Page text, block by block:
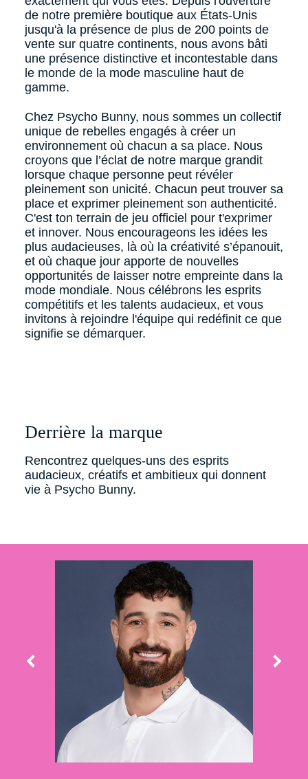
de notre première boutique aux États-Unis
jusqu'à la présence de plus de 200 points de
vente sur quatre continents, nous avons bâti
une présence distinctive et incontestable dans
le monde de la mode masculine haut de
gamme.
Chez Psycho Bunny, nous sommes un collectif
unique de rebelles engagés à créer un
environnement où chacun a sa place. Nous
croyons que l’éclat de notre marque grandit
lorsque chaque personne peut révéler
pleinement son unicité. Chacun peut trouver sa
place et exprimer pleinement son authenticité.
C'est ton terrain de jeu officiel pour t'exprimer
et innover. Nous encourageons les idées les
plus audacieuses, là où la créativité s’épanouit,
et où chaque jour apporte de nouvelles
opportunités de laisser notre empreinte dans la
mode mondiale. Nous célébrons les esprits
compétitifs et les talents audacieux, et vous
invitons à rejoindre l'équipe qui redéfinit ce que
signifie se démarquer.
Derrière la marque
Rencontrez quelques-uns des esprits
audacieux, créatifs et ambitieux qui donnent
vie à Psycho Bunny.
Previous slide Next